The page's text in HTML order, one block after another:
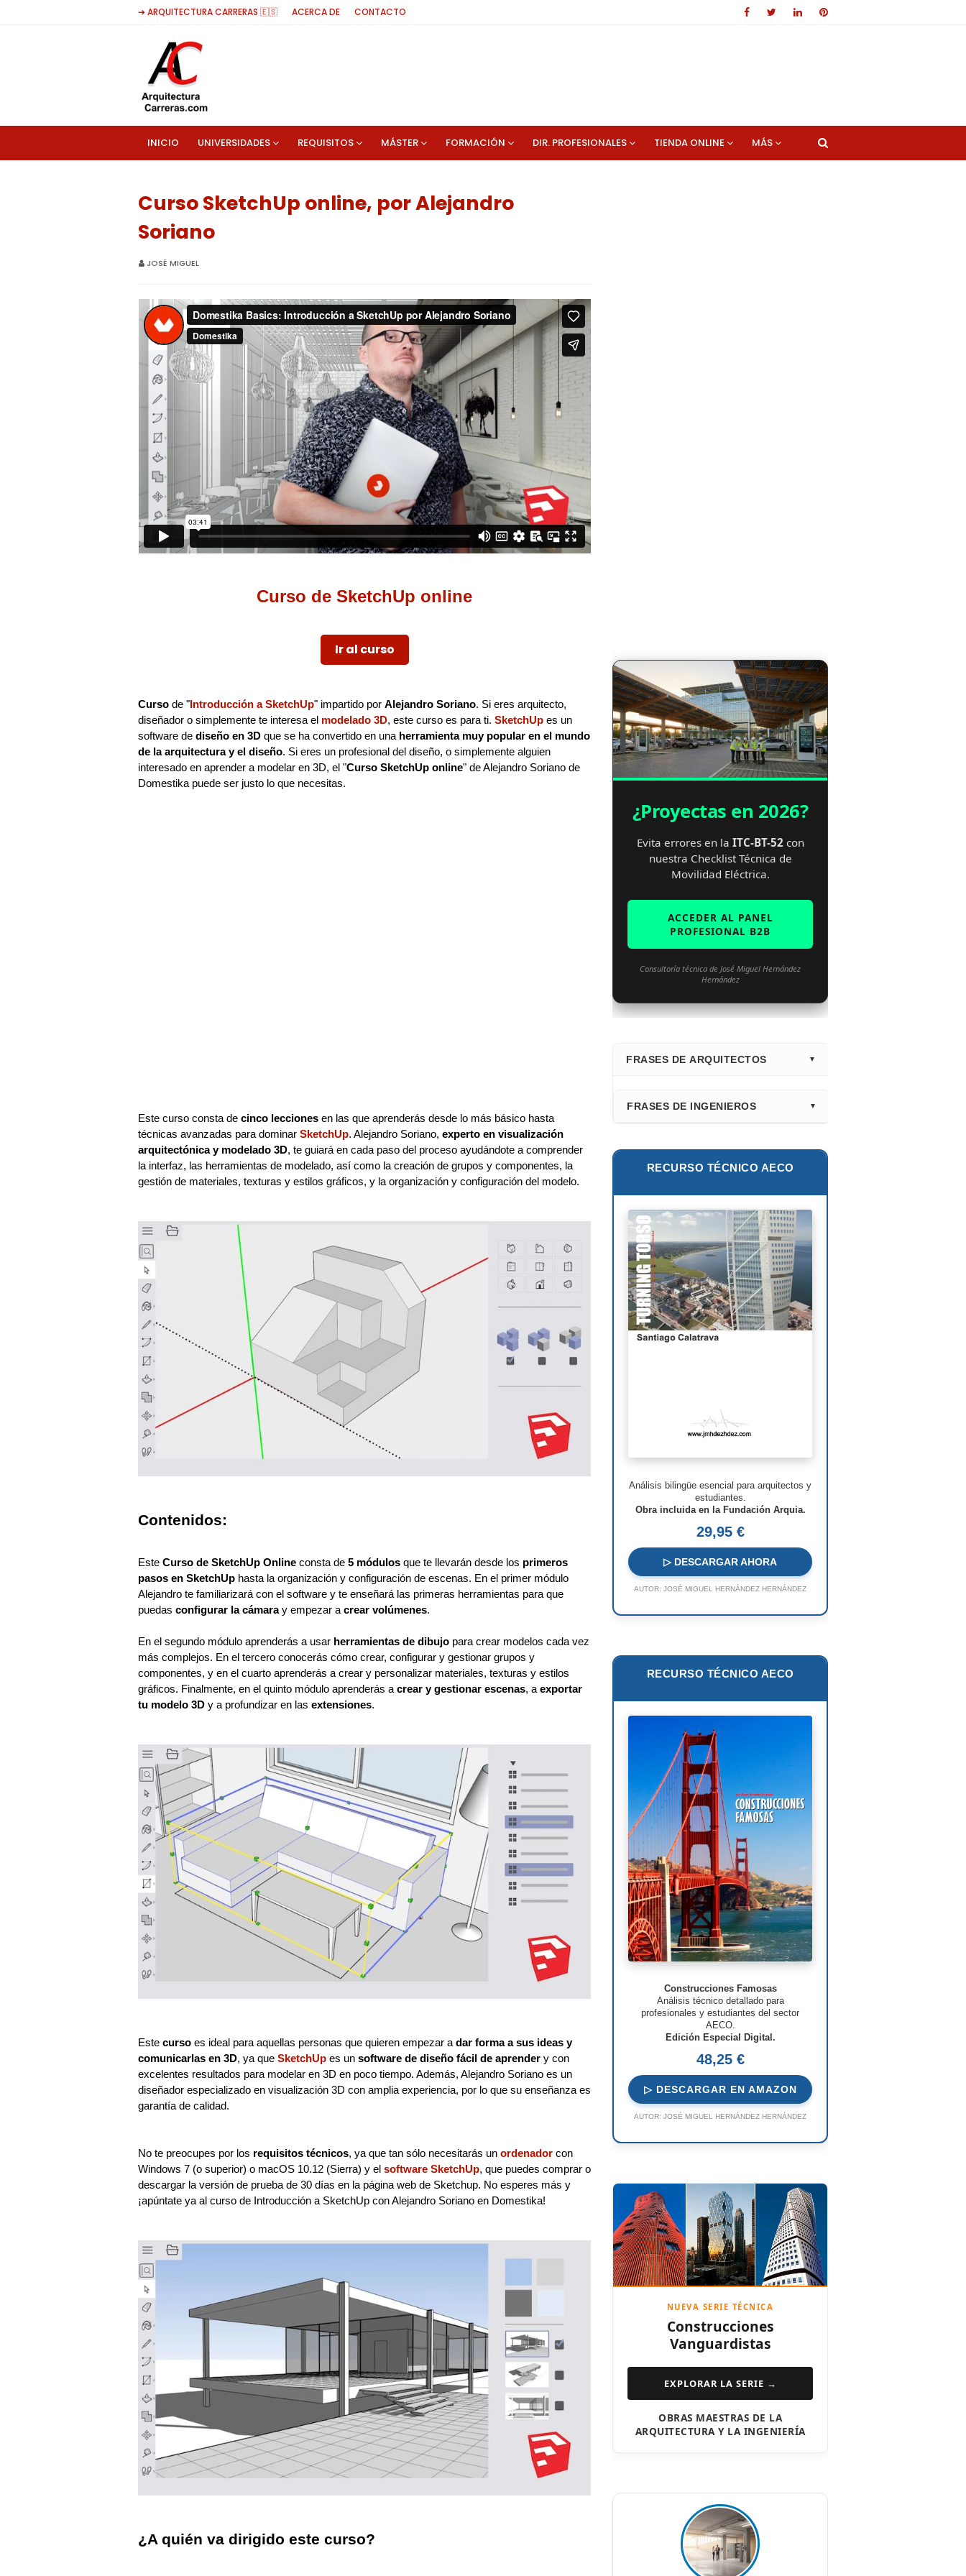
➔ ARQUITECTURA CARRERAS 🇪🇸 ACERCA DE CONTACTO
INICIO UNIVERSIDADES REQUISITOS MÁSTER FORMACIÓN DIR. PROFESIONALES TIENDA ONLINE MÁS
Curso SketchUp online, por Alejandro
Soriano
JOSÉ MIGUEL
Curso de SketchUp online
Ir al curso
Curso de "Introducción a SketchUp" impartido por Alejandro Soriano. Si eres arquitecto,
diseñador o simplemente te interesa el modelado 3D, este curso es para ti. SketchUp es un
software de diseño en 3D que se ha convertido en una herramienta muy popular en el mundo
de la arquitectura y el diseño. Si eres un profesional del diseño, o simplemente alguien
interesado en aprender a modelar en 3D, el "Curso SketchUp online" de Alejandro Soriano de
Domestika puede ser justo lo que necesitas.
Este curso consta de cinco lecciones en las que aprenderás desde lo más básico hasta
técnicas avanzadas para dominar SketchUp. Alejandro Soriano, experto en visualización
arquitectónica y modelado 3D, te guiará en cada paso del proceso ayudándote a comprender
la interfaz, las herramientas de modelado, así como la creación de grupos y componentes, la
gestión de materiales, texturas y estilos gráficos, y la organización y configuración del modelo.
Contenidos:
Este Curso de SketchUp Online consta de 5 módulos que te llevarán desde los primeros
pasos en SketchUp hasta la organización y configuración de escenas. En el primer módulo
Alejandro te familiarizará con el software y te enseñará las primeras herramientas para que
puedas configurar la cámaray empezar a crear volúmenes.
En el segundo módulo aprenderás a usar herramientas de dibujo para crear modelos cada vez
más complejos. En el tercero conocerás cómo crear, configurar y gestionar grupos y
componentes, y en el cuarto aprenderás a crear y personalizar materiales, texturas y estilos
gráficos. Finalmente, en el quinto módulo aprenderás a crear y gestionar escenas, a exportar
tu modelo 3D y a profundizar en las extensiones.
Este curso es ideal para aquellas personas que quieren empezar a dar forma a sus ideas y
comunicarlas en 3D, ya que SketchUp es un software de diseño fácil de aprender y con
excelentes resultados para modelar en 3D en poco tiempo. Además, Alejandro Soriano es un
diseñador especializado en visualización 3D con amplia experiencia, por lo que su enseñanza es
garantía de calidad.
No te preocupes por los requisitos técnicos, ya que tan sólo necesitarás un ordenador con
Windows 7 (o superior) o macOS 10.12 (Sierra) y el software SketchUp, que puedes comprar o
descargar la versión de prueba de 30 días en la página web de Sketchup. No esperes más y
¡apúntate ya al curso de Introducción a SketchUp con Alejandro Soriano en Domestika!
¿A quién va dirigido este curso?
¿Proyectas en 2026?
Evita errores en la ITC-BT-52con
nuestra Checklist Técnica de
Movilidad Eléctrica.
ACCEDER AL PANEL
PROFESIONAL B2B
Consultoría técnica de José Miguel Hernández
Hernández
FRASES DE ARQUITECTOS
Santiago Calatrava
Richard Rogers
David Chipperfield
Kazuyo Sejima
Norman Foster
Steven Holl
Richard Meier
Aldo Rossi
Jacques Herzog
Rem Koolhaas
Oscar Niemeyer
Philip Johnson
Le Corbusier
William Pereira
Antoni Gaudí
Frank Lloyd Wright
Louis Sullivan
Miguel Ángel Buonarroti
FRASES DE INGENIEROS
Leslie E. Robertson
Félix Cándela
RECURSO TÉCNICO AECO
Análisis bilingüe esencial para arquitectos y
estudiantes.
Obra incluida en la Fundación Arquia.
29,95 €
▷ DESCARGAR AHORA
AUTOR: JOSÉ MIGUEL HERNÁNDEZ HERNÁNDEZ
RECURSO TÉCNICO AECO
Construcciones Famosas
Análisis técnico detallado para
profesionales y estudiantes del sector
AECO.
Edición Especial Digital.
48,25 €
▷ DESCARGAR EN AMAZON
AUTOR: JOSÉ MIGUEL HERNÁNDEZ HERNÁNDEZ
NUEVA SERIE TÉCNICA
Construcciones
Vanguardistas
EXPLORAR LA SERIE →
OBRAS MAESTRAS DE LA
ARQUITECTURA Y LA INGENIERÍA